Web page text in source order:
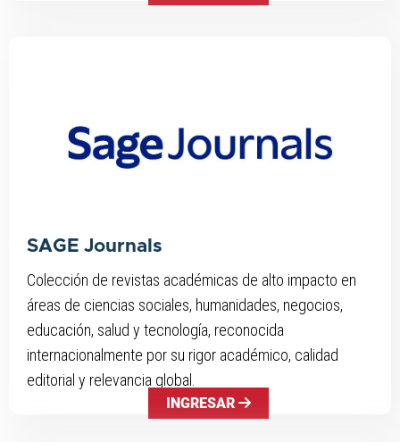
SAGE Journals
Colección de revistas académicas de alto impacto en
áreas de ciencias sociales, humanidades, negocios,
educación, salud y tecnología, reconocida
internacionalmente por su rigor académico, calidad
editorial y relevancia global.
INGRESAR